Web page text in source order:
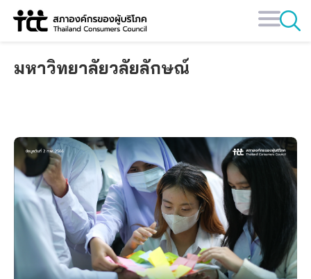
Skip
มหาวิทยาลัยวลัยลักษณ์